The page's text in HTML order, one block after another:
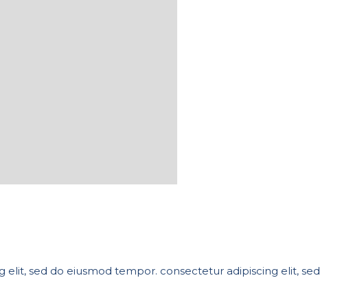
sed do eiusmod tempor. consectetur adipiscing elit, sed